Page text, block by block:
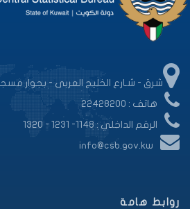
شرق - شـارع الخليج العربى - بجوار مسجد
هاتف : 22428200
الرقم الداخلي : 1148- 1231 - 1320
info@csb.gov.kw
روابط هامة